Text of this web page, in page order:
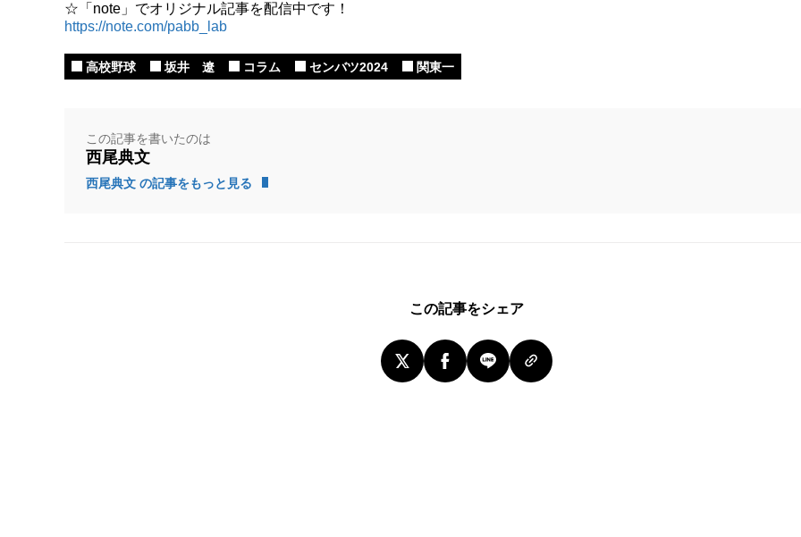
☆「note」でオリジナル記事を配信中です！
https://note.com/pabb_lab
高校野球 坂井 遼 コラム センバツ2024 関東一
この記事を書いたのは
西尾典文
西尾典文 の記事をもっと見る
この記事をシェア